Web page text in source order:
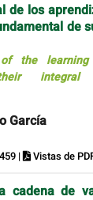
de los
de
of the
integral
García
| Vistas de
cadena de